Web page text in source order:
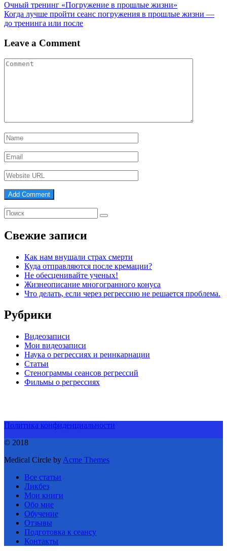
Очный тренинг «Погружение в прошлые жизни»
Когда лучше пройти сеанс погружения в прошлые жизни —
до тренинга или после
Leave a Comment
Свежие записи
Как нам внушали страх смерти
Куда отправляются после кремации?
Не обесценивайте ученых!
Жизнеописание многогранного конуса
Что делать, если через регрессию не решается проблема.
Рубрики
Видеозаписи
Мои видеозаписи
Наука о регрессиях и реинкарнации
Статьи
Стенограммы сеансов регрессий
Фильмы о регрессиях
Политика конфиденциальности
© 2018
Medical Circle by Acme Themes
Все статьи
Ликбез
Мои книги
Обо мне
Обучение
Отзывы
Подготовка к сеансу
Контакты